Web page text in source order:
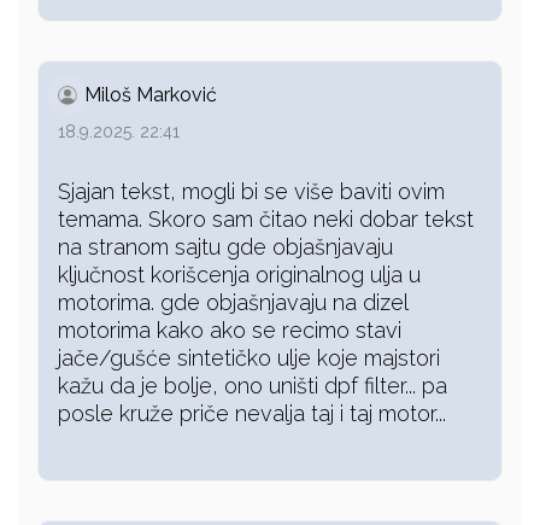
Miloš Marković
18.9.2025. 22:41
Sjajan tekst, mogli bi se više baviti ovim
temama. Skoro sam čitao neki dobar tekst
na stranom sajtu gde objašnjavaju
ključnost korišcenja originalnog ulja u
motorima. gde objašnjavaju na dizel
motorima kako ako se recimo stavi
jače/gušće sintetičko ulje koje majstori
kažu da je bolje, ono uništi dpf filter... pa
posle kruže priče nevalja taj i taj motor...